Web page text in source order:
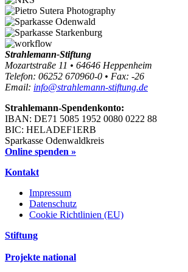
Strahlemann-Stiftung
Mozartstraße 11 • 64646 Heppenheim
Telefon: 06252 670960-0 • Fax: -26
Email: info@strahlemann-stiftung.de
Strahlemann-Spendenkonto:
IBAN: DE71 5085 1952 0080 0222 88
BIC: HELADEF1ERB
Sparkasse Odenwaldkreis
Online spenden »
Kontakt
Impressum
Datenschutz
Cookie Richtlinien (EU)
Stiftung
Projekte national